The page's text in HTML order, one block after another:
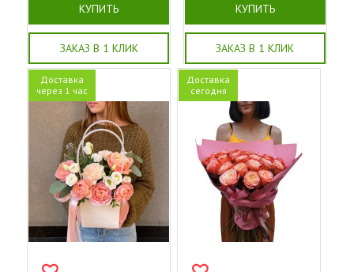
КУПИТЬ
ЗАКАЗ В 1 КЛИК
КУПИТЬ
ЗАКАЗ В 1 КЛИК
Доставка
через 1 час
Доставка
сегодня